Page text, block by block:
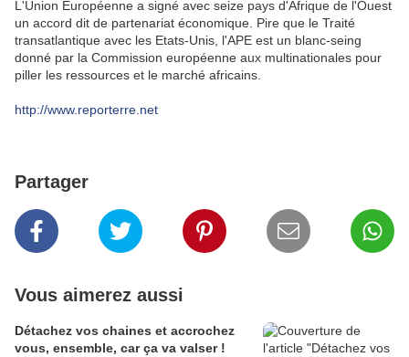
L'Union Européenne a signé avec seize pays d'Afrique de l'Ouest
un accord dit de partenariat économique. Pire que le Traité
transatlantique avec les Etats-Unis, l'APE est un blanc-seing
donné par la Commission européenne aux multinationales pour
piller les ressources et le marché africains.
http://www.reporterre.net
Partager
Vous aimerez aussi
Détachez vos chaines et accrochez
vous, ensemble, car ça va valser !